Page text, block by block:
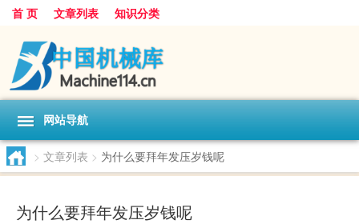
首 页 文章列表 知识分类
网站导航
> 文章列表 > 为什么要拜年发压岁钱呢
为什么要拜年发压岁钱呢